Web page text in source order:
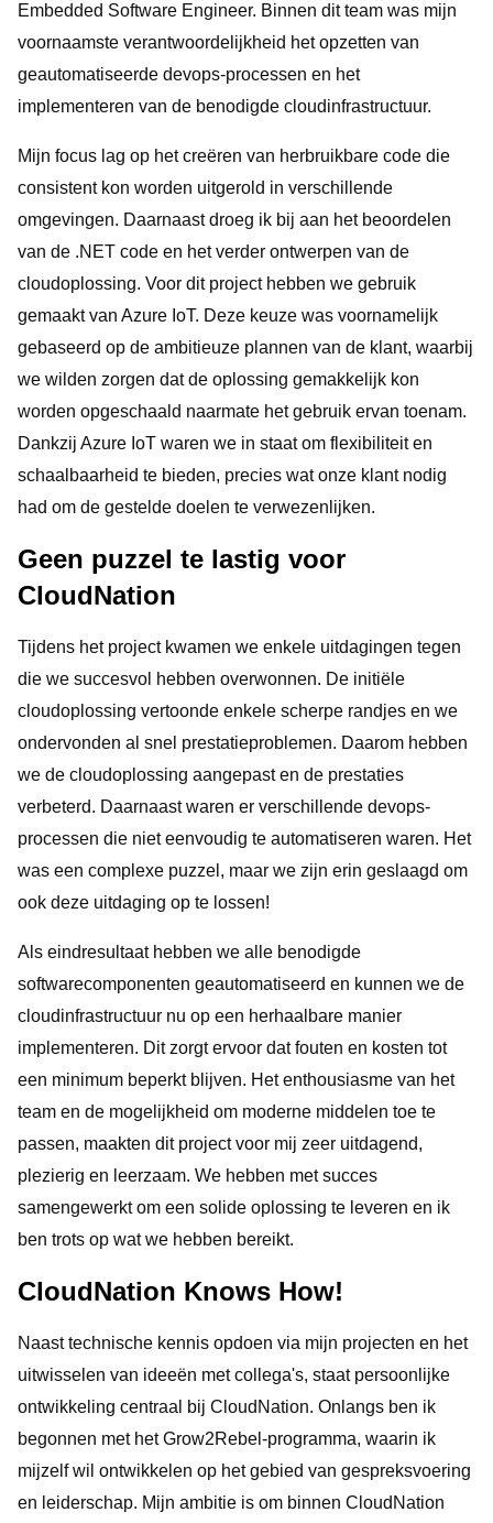
Embedded Software Engineer. Binnen dit team was mijn
voornaamste verantwoordelijkheid het opzetten van
geautomatiseerde devops-processen en het
implementeren van de benodigde cloudinfrastructuur.
Mijn focus lag op het creëren van herbruikbare code die
consistent kon worden uitgerold in verschillende
omgevingen. Daarnaast droeg ik bij aan het beoordelen
van de .NET code en het verder ontwerpen van de
cloudoplossing. Voor dit project hebben we gebruik
gemaakt van Azure IoT. Deze keuze was voornamelijk
gebaseerd op de ambitieuze plannen van de klant, waarbij
we wilden zorgen dat de oplossing gemakkelijk kon
worden opgeschaald naarmate het gebruik ervan toenam.
Dankzij Azure IoT waren we in staat om flexibiliteit en
schaalbaarheid te bieden, precies wat onze klant nodig
had om de gestelde doelen te verwezenlijken.
Geen puzzel te lastig voor
CloudNation
Tijdens het project kwamen we enkele uitdagingen tegen
die we succesvol hebben overwonnen. De initiële
cloudoplossing vertoonde enkele scherpe randjes en we
ondervonden al snel prestatieproblemen. Daarom hebben
we de cloudoplossing aangepast en de prestaties
verbeterd. Daarnaast waren er verschillende devops-
processen die niet eenvoudig te automatiseren waren. Het
was een complexe puzzel, maar we zijn erin geslaagd om
ook deze uitdaging op te lossen!
Als eindresultaat hebben we alle benodigde
softwarecomponenten geautomatiseerd en kunnen we de
cloudinfrastructuur nu op een herhaalbare manier
implementeren. Dit zorgt ervoor dat fouten en kosten tot
een minimum beperkt blijven. Het enthousiasme van het
team en de mogelijkheid om moderne middelen toe te
passen, maakten dit project voor mij zeer uitdagend,
plezierig en leerzaam. We hebben met succes
samengewerkt om een solide oplossing te leveren en ik
ben trots op wat we hebben bereikt.
CloudNation Knows How!
Naast technische kennis opdoen via mijn projecten en het
uitwisselen van ideeën met collega's, staat persoonlijke
ontwikkeling centraal bij CloudNation. Onlangs ben ik
begonnen met het Grow2Rebel-programma, waarin ik
mijzelf wil ontwikkelen op het gebied van gespreksvoering
en leiderschap. Mijn ambitie is om binnen CloudNation